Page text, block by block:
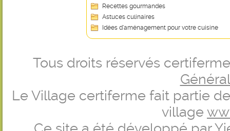
Recettes gourmandes
Astuces culinaires
Idées d’aménagement pour votre cuisine
Tous droits réservés
Le Village certiferme fait partie
village